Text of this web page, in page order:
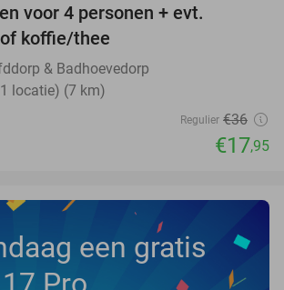
voor 4 personen + evt.
koffie/thee
& Badhoevedorp
locatie) (7 km)
Regulier €36
€17,95
een gratis